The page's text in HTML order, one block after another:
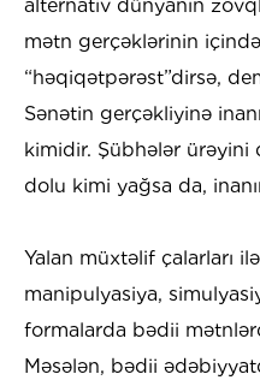
alternativ dünyanın
mətn gerçəklərinin içində
“həqiqətpərəst”dirsə,
Sənətin gerçəkliyinə
kimidir. Şübhələr ürəyini
dolu kimi yağsa da,
Yalan müxtəlif çalarları
manipulyasiya,
formalarda bədii
Məsələn, bədii